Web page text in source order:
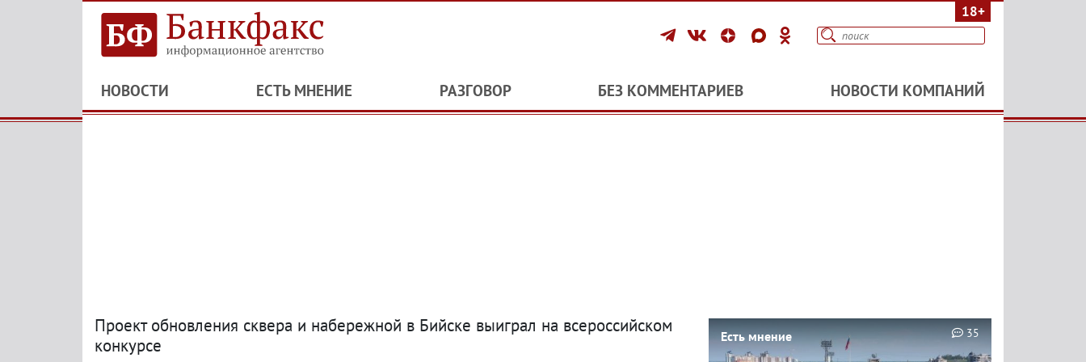
18+
НОВОСТИ ЕСТЬ МНЕНИЕ РАЗГОВОР БЕЗ КОММЕНТАРИЕВ НОВОСТИ КОМПАНИЙ
Проект обновления сквера и набережной в Бийске выиграл на всероссийском
конкурсе
Есть мнение 35